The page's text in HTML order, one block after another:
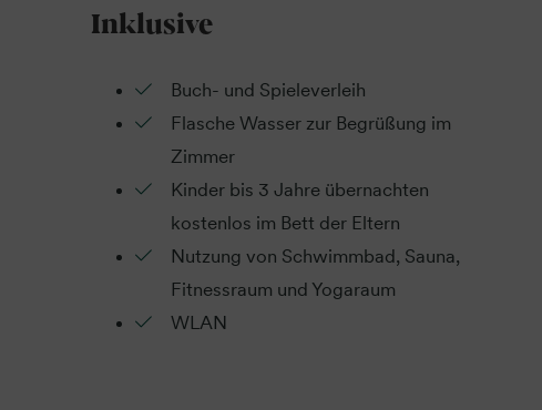
Inklusive
Buch- und Spieleverleih
Flasche Wasser zur Begrüßung im
Zimmer
Kinder bis 3 Jahre übernachten
kostenlos im Bett der Eltern
Nutzung von Schwimmbad, Sauna,
Fitnessraum und Yogaraum
WLAN